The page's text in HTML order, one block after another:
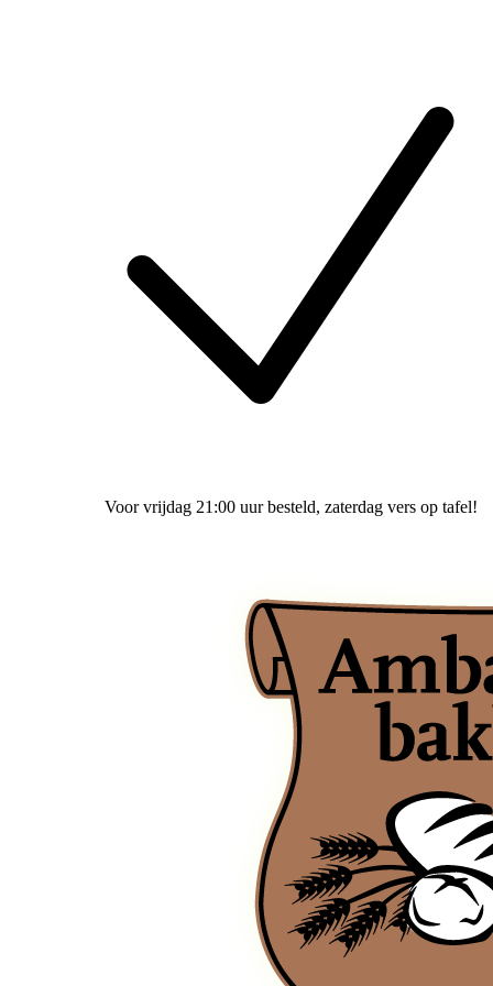
Voor vrijdag 21:00 uur besteld , zaterdag vers op tafel!